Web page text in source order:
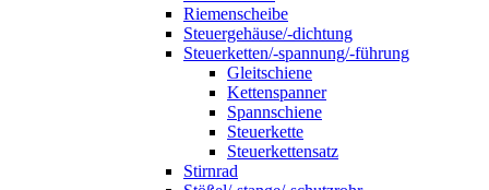
Riemenscheibe
Steuergehäuse/-dichtung
Steuerketten/-spannung/-führung
Gleitschiene
Kettenspanner
Spannschiene
Steuerkette
Steuerkettensatz
Stirnrad